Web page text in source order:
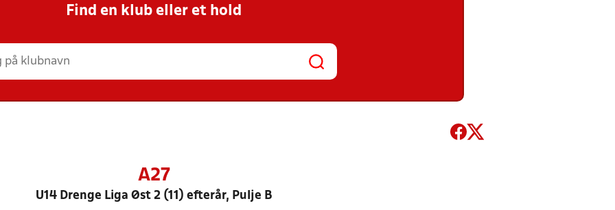
Find en klub eller et hold
A27
U14 Drenge Liga Øst 2 (11) efterår, Pulje B